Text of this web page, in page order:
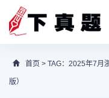
首页 > TAG：2025年7月
版）